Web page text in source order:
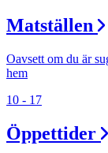
Matställen
Oavsett om du är
hem
10 - 17
Öppettider